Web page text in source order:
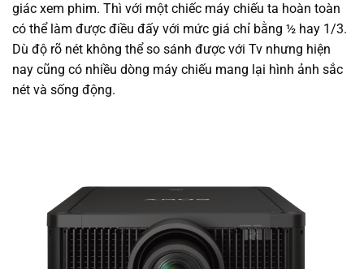
giác xem phim. Thì với một chiếc máy chiếu ta hoàn toàn
có thể làm được điều đấy với mức giá chỉ bằng ½ hay 1/3.
Dù độ rõ nét không thể so sánh được với Tv nhưng hiện
nay cũng có nhiều dòng máy chiếu mang lại hình ảnh sắc
nét và sống động.